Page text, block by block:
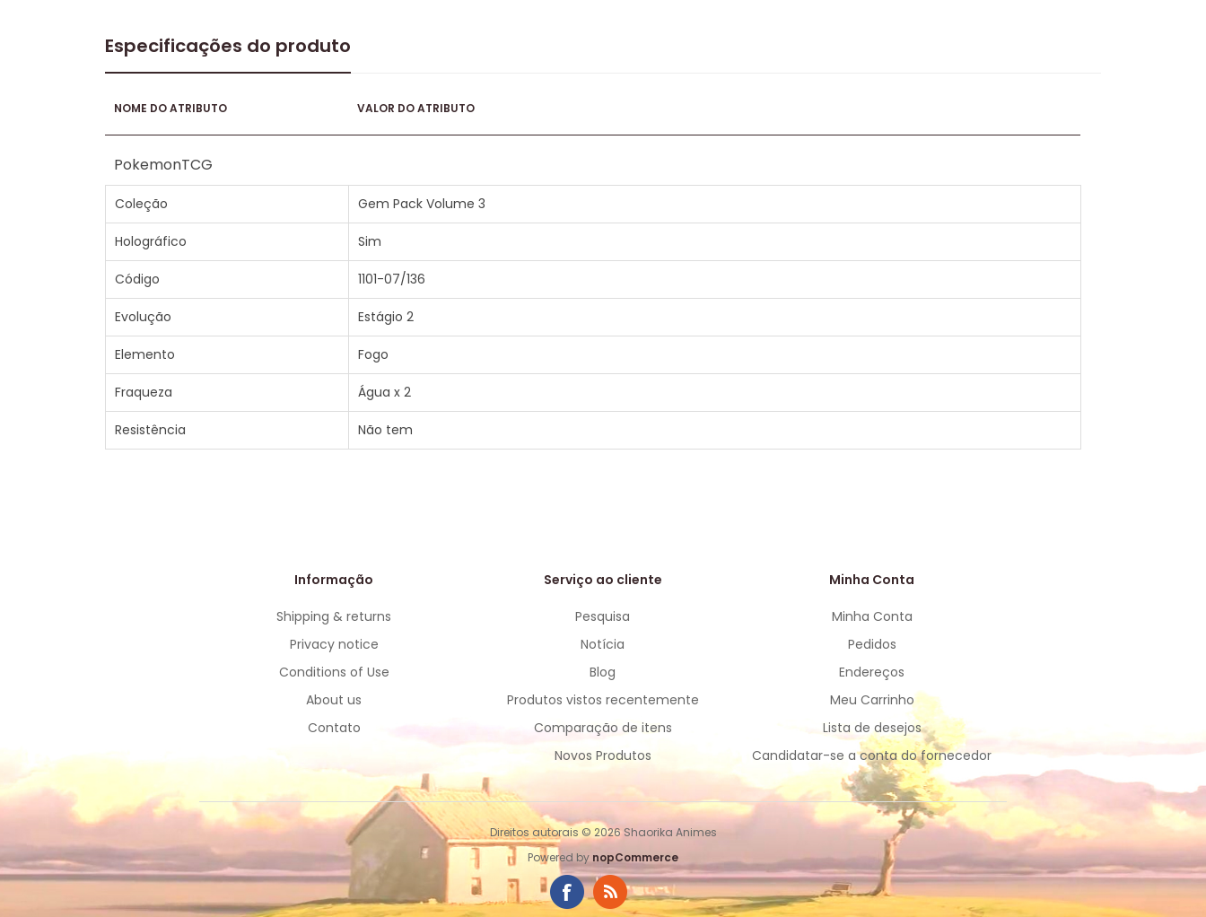
Especificações do produto
NOME DO ATRIBUTO VALOR DO ATRIBUTO
PokemonTCG
Coleção Gem Pack Volume 3
Holográfico Sim
Código 1101-07/136
Evolução Estágio 2
Elemento Fogo
Fraqueza Água x 2
Resistência Não tem
Informação
Shipping & returns
Privacy notice
Conditions of Use
About us
Contato
Serviço ao cliente
Pesquisa
Notícia
Blog
Produtos vistos recentemente
Comparação de itens
Novos Produtos
Minha Conta
Minha Conta
Pedidos
Endereços
Meu Carrinho
Lista de desejos
Candidatar-se a conta do fornecedor
Direitos autorais © 2026 Shaorika Animes
Powered by nopCommerce